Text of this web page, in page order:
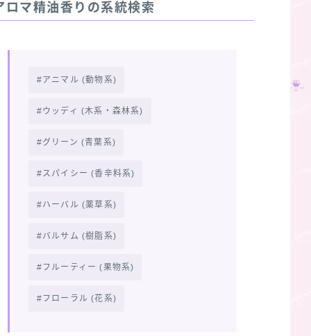
ロマ精油香りの系統検索
アニマル (動物系)
ウッディ (木系・森林系)
グリーン (青葉系)
スパイシー (香辛料系)
ハーバル (薬草系)
バルサム (樹脂系)
フルーティー (果物系)
フローラル (花系)